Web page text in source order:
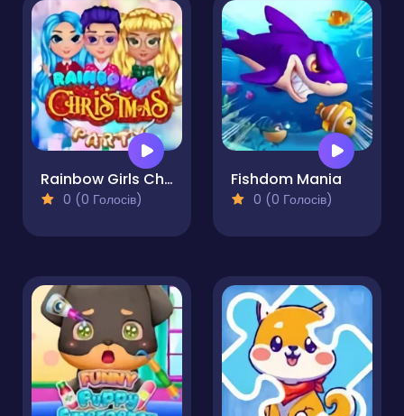
Rainbow Girls Christmas Party
0 (0 Голосів)
Fishdom Mania
0 (0 Голосів)